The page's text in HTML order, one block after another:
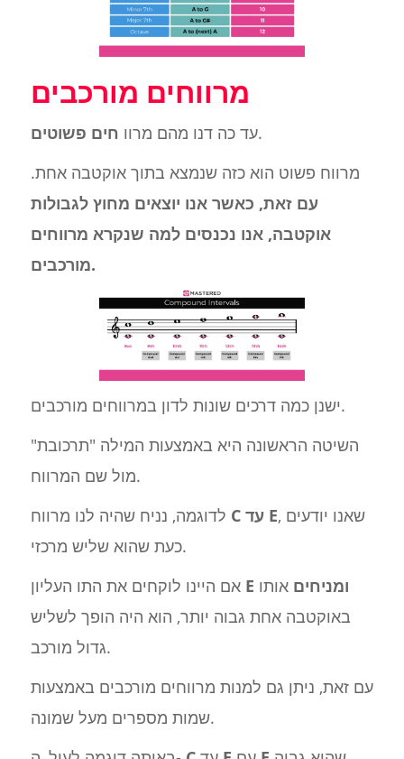
מרווחים מורכבים
עד כה דנו מהם מרוו חים פשוטים
.
מרווח פשוט הוא כזה שנמצא בתוך אוקטבה אחת.
עם זאת, כאשר אנו יוצאים מחוץ לגבולות
אוקטבה, אנו נכנסים למה שנקרא מרווחים
מורכבים.
ישנן כמה דרכים שונות לדון במרווחים מורכבים.
השיטה הראשונה היא באמצעות המילה "תרכובת"
מול שם המרווח.
C עד E, שאנו יודעים
כעת שהוא שליש מרכזי.
אם היינו לוקחים את התו העליון
E ומניחים אותו
באוקטבה אחת גבוה יותר, הוא היה הופך לשליש
גדול מורכב.
עם זאת, ניתן גם למנות מרווחים מורכבים באמצעות
שמות מספרים מעל שמונה.